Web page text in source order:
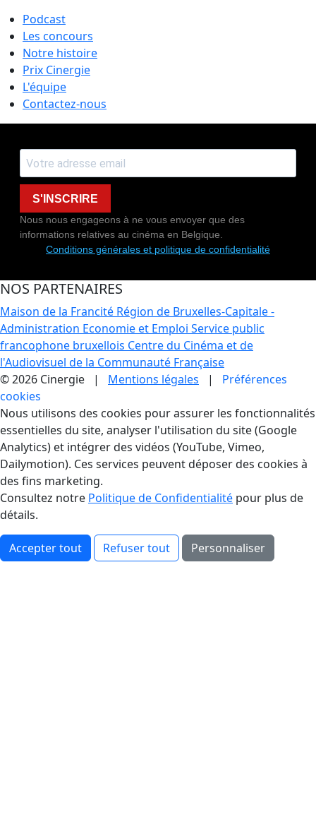
Podcast
Les concours
Notre histoire
Prix Cinergie
L'équipe
Contactez-nous
S'INSCRIRE
Nous nous engageons à ne vous envoyer que des
informations relatives au cinéma en Belgique.
Conditions générales et politique de confidentialité
NOS PARTENAIRES
Maison de la Francité Région de Bruxelles-Capitale -
Administration Economie et Emploi Service public
francophone bruxellois Centre du Cinéma et de
l'Audiovisuel de la Communauté Française
© 2026 Cinergie | Mentions légales | Préférences
cookies
Gestion des Cookies
Nous utilisons des cookies pour assurer les fonctionnalités
essentielles du site, analyser l'utilisation du site (Google
Analytics) et intégrer des vidéos (YouTube, Vimeo,
Dailymotion). Ces services peuvent déposer des cookies à
des fins marketing.
Consultez notre Politique de Confidentialité pour plus de
détails.
Accepter tout Refuser tout Personnaliser